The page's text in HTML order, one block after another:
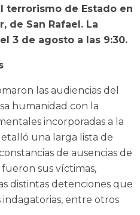
terrorismo de Estado en
de San Rafael. La
3 de agosto a las 9:30.
las audiencias del
humanidad con la
incorporadas a la
una larga lista de
de ausencias de
sus víctimas,
distintas detenciones que
entre otros